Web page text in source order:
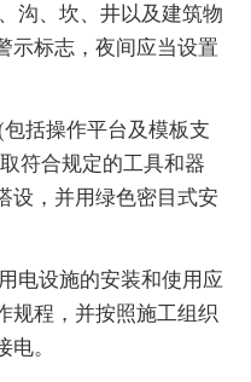
沟、坎、井以及建筑物
示标志，夜间应当设置
括操作平台及模板支
符合规定的工具和器
设，并用绿色密目式安
电设施的安装和使用应
规程，并按照施工组织
。